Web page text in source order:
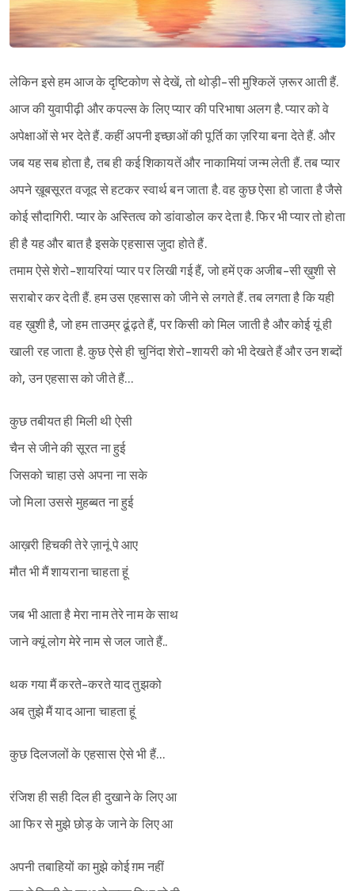
लेकिन इसे हम आज के दृष्टिकोण से देखें, तो थोड़ी-सी मुश्किलें ज़रूर आती हैं.
आज की युवापीढ़ी और कपल्स के लिए प्यार की परिभाषा अलग है. प्यार को वे
अपेक्षाओं से भर देते हैं. कहीं अपनी इच्छाओं की पूर्ति का ज़रिया बना देते हैं. और
जब यह सब होता है, तब ही कई शिकायतें और नाकामियां जन्म लेती हैं. तब प्यार
अपने ख़ूबसूरत वजूद से हटकर स्वार्थ बन जाता है. वह कुछ ऐसा हो जाता है जैसे
कोई सौदागिरी. प्यार के अस्तित्व को डांवाडोल कर देता है. फिर भी प्यार तो होता
ही है यह और बात है इसके एहसास जुदा होते हैं.
तमाम ऐसे शेरो-शायरियां प्यार पर लिखी गई हैं, जो हमें एक अजीब-सी ख़ुशी से
सराबोर कर देती हैं. हम उस एहसास को जीने से लगते हैं. तब लगता है कि यही
वह ख़ुशी है, जो हम ताउम्र ढूंढ़ते हैं, पर किसी को मिल जाती है और कोई यूं ही
खाली रह जाता है. कुछ ऐसे ही चुनिंदा शेरो-शायरी को भी देखते हैं और उन शब्दों
को, उन एहसास को जीते हैं…
कुछ तबीयत ही मिली थी ऐसी
चैन से जीने की सूरत ना हुई
जिसको चाहा उसे अपना ना सके
जो मिला उससे मुहब्बत ना हुई
आख़री हिचकी तेरे ज़ानूं पे आए
मौत भी मैं शायराना चाहता हूं
जब भी आता है मेरा नाम तेरे नाम के साथ
जाने क्यूं लोग मेरे नाम से जल जाते हैं..
थक गया मैं करते-करते याद तुझको
अब तुझे मैं याद आना चाहता हूं
कुछ दिलजलों के एहसास ऐसे भी हैं…
रंजिश ही सही दिल ही दुखाने के लिए आ
आ फिर से मुझे छोड़ के जाने के लिए आ
अपनी तबाहियों का मुझे कोई ग़म नहीं